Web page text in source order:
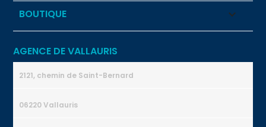
BOUTIQUE 
AGENCE DE VALLAURIS
2121, chemin de Saint-Bernard
06220 Vallauris